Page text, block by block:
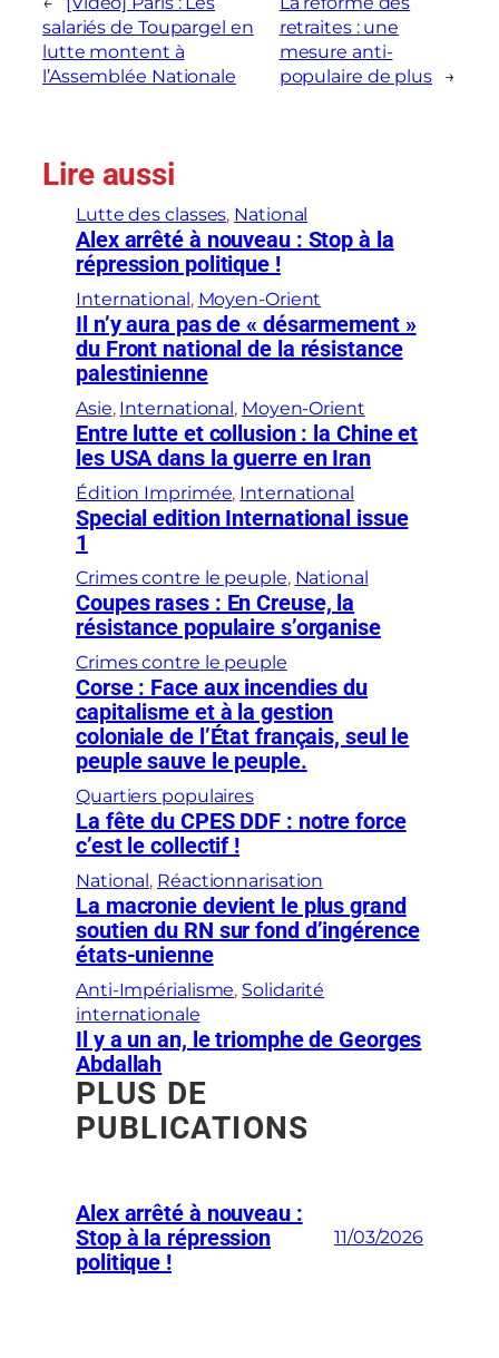
salariés de Toupargel en
lutte montent à
l’Assemblée Nationale
retraites : une
mesure anti-
populaire de plus
→
Lire aussi
Lutte des classes, National
Alex arrêté à nouveau : Stop à la
répression politique !
International , Moyen-Orient
Il n’y aura pas de « désarmement »
du Front national de la résistance
palestinienne
Asie, International , Moyen-Orient
Entre lutte et collusion : la Chine et
les USA dans la guerre en Iran
Édition Imprimée, International
Special edition International issue
1
Crimes contre le peuple, National
Coupes rases : En Creuse, la
résistance populaire s’organise
Crimes contre le peuple
Corse : Face aux incendies du
capitalisme et à la gestion
coloniale de l’État français, seul le
peuple sauve le peuple.
Quartiers populaires
La fête du CPES DDF : notre force
c’est le collectif !
National , Réactionnarisation
La macronie devient le plus grand
soutien du RN sur fond d’ingérence
états-unienne
Anti-Impérialisme, Solidarité
internationale
Il y a un an, le triomphe de Georges
Abdallah
PLUS DE
PUBLICATIONS
Alex arrêté à nouveau :
Stop à la répression
politique !
11/03/2026